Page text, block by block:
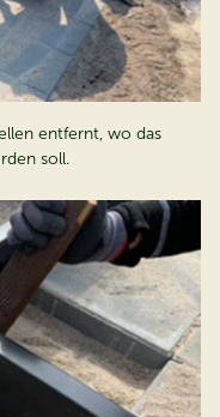
entfernt, wo das
soll.